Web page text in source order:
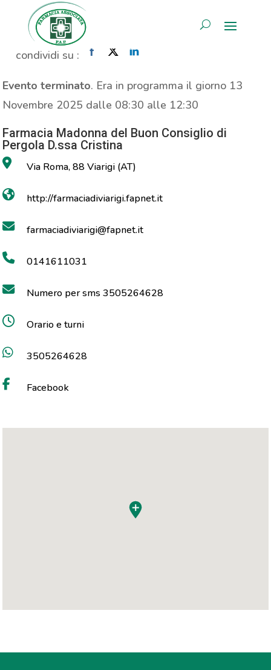
AREA RISERVATA
Propaganda Prolife
Home» Evento» Propaganda Prolife
condividi su :
Evento terminato. Era in programma il giorno 13
Novembre 2025 dalle 08:30 alle 12:30
Farmacia Madonna del Buon Consiglio di
Pergola D.ssa Cristina
Via Roma, 88 Viarigi (AT)
http://farmaciadiviarigi.fapnet.it
farmaciadiviarigi@fapnet.it
0141611031
Numero per sms 3505264628
Orario e turni
3505264628
Facebook